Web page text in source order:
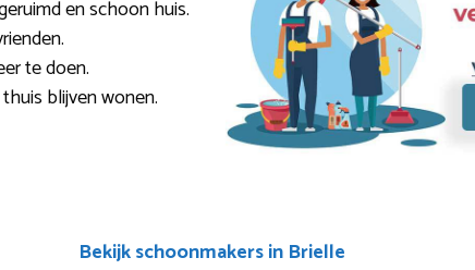
en schoon huis.
te doen.
blijven wonen.
Bekijk schoonmakers in Brielle